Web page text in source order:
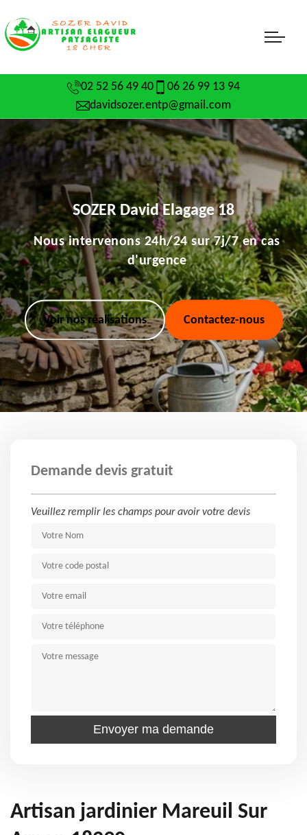
02 52 56 49 40
06 26 99 13 94
davidsozer.entp@gmail.com
SOZER David Elagage 18
Nous intervenons 24h/24 sur 7j/7 en cas
d'urgence
Voir nos réalisations Contactez-nous
Demande devis gratuit
Veuillez remplir les champs pour avoir votre devis
Artisan jardinier Mareuil Sur